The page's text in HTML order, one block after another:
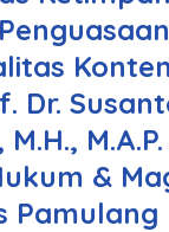
Dr.
M.H.,
&
Pamulang